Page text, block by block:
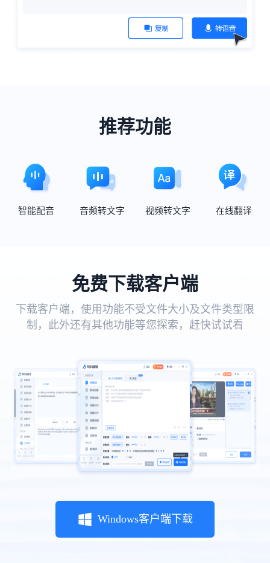
推荐功能
智能配音 音频转文字 视频转文字 在线翻译
免费下载客户端
下载客户端，使用功能不受文件大小及文件类型限
制，此外还有其他功能等您探索，赶快试试看
Windows客户端下载